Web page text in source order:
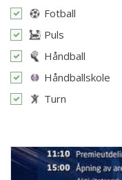
Fotball
Puls
Håndball
Håndballskole
Turn